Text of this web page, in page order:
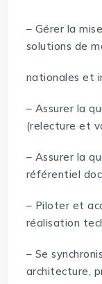
– Gérer la
solutions de
nationales et
– Assurer la
(relecture et
– Assurer la
référentiel
– Piloter et
réalisation
– Se
architecture,